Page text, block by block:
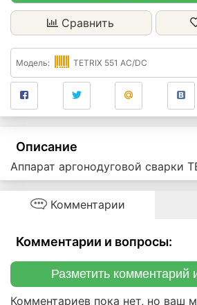
Сравнить
Модель: TETRIX 551 AC/DC
Описание
Аппарат аргонодуговой сварки
Комментарии
Комментарии и вопросы:
Разметить комментарий
Комментариев пока нет, но ваш